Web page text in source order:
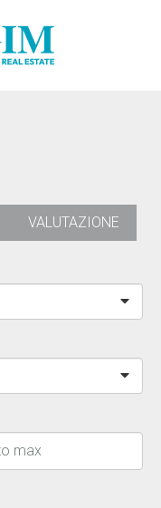
VALUTAZIONE